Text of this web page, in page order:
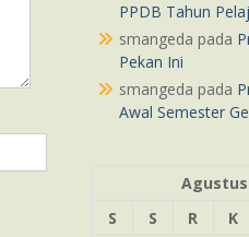
PPDB Tahun
smangeda pada
Pekan Ini
smangeda pada
Awal Semester
Agustus
S
S R K